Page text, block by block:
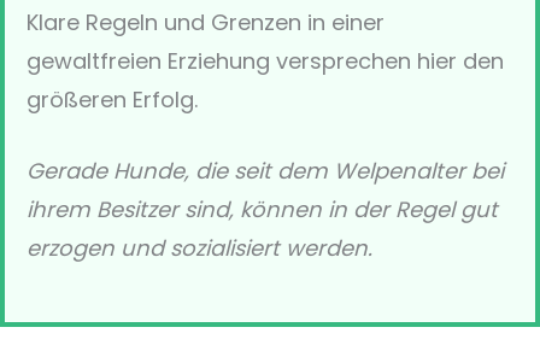
Klare Regeln und Grenzen in einer
gewaltfreien Erziehung versprechen hier den
größeren Erfolg.
Gerade Hunde, die seit dem Welpenalter bei
ihrem Besitzer sind, können in der Regel gut
erzogen und sozialisiert werden.